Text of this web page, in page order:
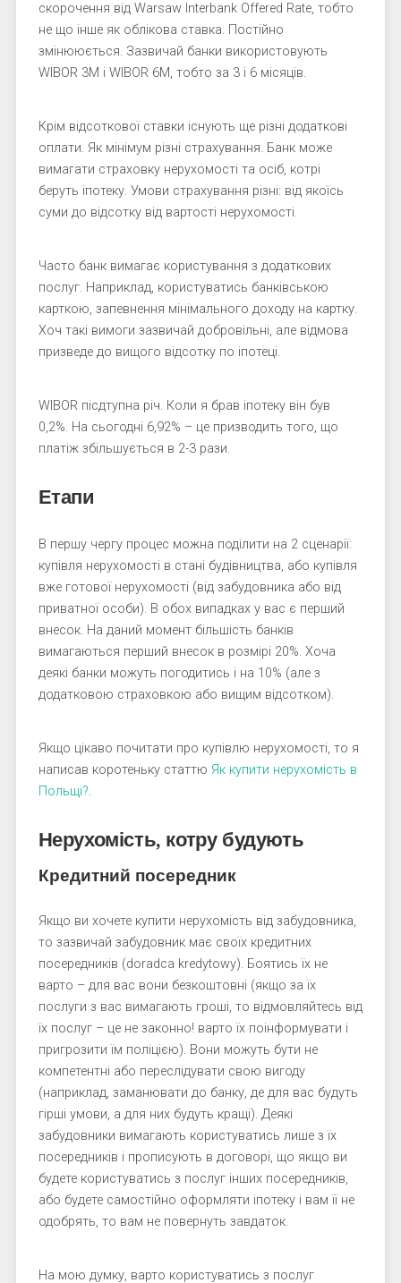
скорочення від Warsaw Interbank Offered Rate, тобто
не що інше як облікова ставка. Постійно
змінююється. Зазвичай банки використовують
WIBOR 3M i WIBOR 6M, тобто за 3 і 6 місяців.
Крім відсоткової ставки існують ще різні додаткові
оплати. Як мінімум різні страхування. Банк може
вимагати страховку нерухомості та осіб, котрі
беруть іпотеку. Умови страхування різні: від якоїсь
суми до відсотку від вартості нерухомості.
Часто банк вимагає користування з додаткових
послуг. Наприклад, користуватись банківською
карткою, запевнення мінімального доходу на картку.
Хоч такі вимоги зазвичай добровільні, але відмова
призведе до вищого відсотку по іпотеці.
WIBOR пісдтупна річ. Коли я брав іпотеку він був
0,2%. На сьогодні 6,92% – це призводить того, що
платіж збільшується в 2-3 рази.
Етапи
В першу чергу процес можна поділити на 2 сценарії:
купівля нерухомості в стані будівництва, або купівля
вже готової нерухомості (від забудовника або від
приватної особи). В обох випадках у вас є перший
внесок. На даний момент більшість банків
вимагаються перший внесок в розмірі 20%. Хоча
деякі банки можуть погодитись і на 10% (але з
додатковою страховкою або вищим відсотком).
Якщо цікаво почитати про купівлю нерухомості, то я
написав коротеньку статтю Як купити нерухомість в
Польщі?.
Нерухомість, котру будують
Кредитний посередник
Якщо ви хочете купити нерухомість від забудовника,
то зазвичай забудовник має своїх кредитних
посередників (doradca kredytowy). Боятись їх не
варто – для вас вони безкоштовні (якщо за їх
послуги з вас вимагають гроші, то відмовляйтесь від
їх послуг – це не законно! варто їх поінформувати і
пригрозити їм поліцією). Вони можуть бути не
компетентні або переслідувати свою вигоду
(наприклад, заманювати до банку, де для вас будуть
гірші умови, а для них будуть кращі). Деякі
забудовники вимагають користуватись лише з їх
посередників і прописують в договорі, що якщо ви
будете користуватись з послуг інших посередників,
або будете самостійно оформляти іпотеку і вам її не
одобрять, то вам не повернуть завдаток.
На мою думку, варто користуватись з послуг